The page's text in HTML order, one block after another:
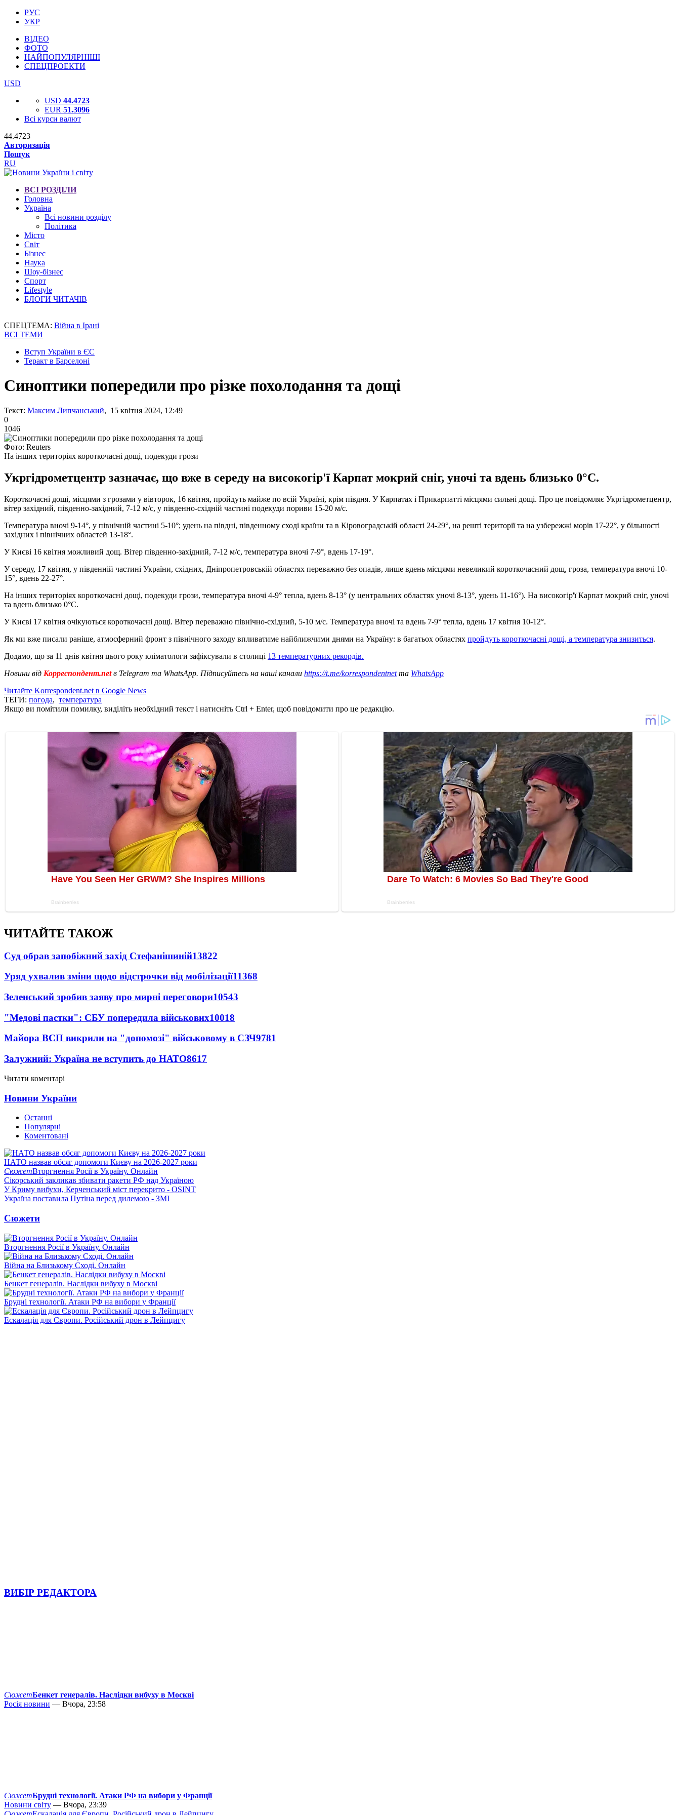
РУС
УКР
ВІДЕО
ФОТО
НАЙПОПУЛЯРНІШІ
СПЕЦПРОЕКТИ
USD
USD 44.4723
EUR 51.3096
Всі курси валют
44.4723
Авторизація
Пошук
RU
ВСІ РОЗДІЛИ
Головна
Україна
Всі новини розділу
Політика
Місто
Світ
Бізнес
Наука
Шоу-бізнес
Спорт
Lifestyle
БЛОГИ ЧИТАЧІВ
СПЕЦТЕМА: Війна в Ірані
ВСІ ТЕМИ
Вступ України в ЄС
Теракт в Барселоні
Синоптики попередили про різке похолодання та дощі
Текст: Максим Липчанський, 15 квітня 2024, 12:49
0
1046
Фото: Reuters
На інших територіях короткочасні дощі, подекуди грози
Укргідрометцентр зазначає, що вже в середу на високогір'ї Карпат мокрий сніг, уночі та вдень близько 0°С.
Короткочасні дощі, місцями з грозами у вівторок, 16 квітня, пройдуть майже по всій Україні, крім півдня. У Карпатах і Прикарпатті місцями сильні дощі. Про це повідомляє Укргідрометцентр,
вітер західний, південно-західний, 7-12 м/с, у південно-східній частині подекуди пориви 15-20 м/с.
Температура вночі 9-14°, у північній частині 5-10°; удень на півдні, південному сході країни та в Кіровоградській області 24-29°, на решті території та на узбережжі морів 17-22°, у більшості
західних і північних областей 13-18°.
У Києві 16 квітня можливий дощ. Вітер південно-західний, 7-12 м/с, температура вночі 7-9°, вдень 17-19°.
У середу, 17 квітня, у південній частині України, східних, Дніпропетровській областях переважно без опадів, лише вдень місцями невеликий короткочасний дощ, гроза, температура вночі 10-
15°, вдень 22-27°.
На інших територіях короткочасні дощі, подекуди грози, температура вночі 4-9° тепла, вдень 8-13° (у центральних областях уночі 8-13°, удень 11-16°). На високогір'ї Карпат мокрий сніг, уночі
та вдень близько 0°С.
У Києві 17 квітня очікуються короткочасні дощі. Вітер переважно північно-східний, 5-10 м/с. Температура вночі та вдень 7-9° тепла, вдень 17 квітня 10-12°.
Як ми вже писали раніше, атмосферний фронт з північного заходу впливатиме найближчими днями на Україну: в багатьох областях пройдуть короткочасні дощі, а температура знизиться.
Додамо, що за 11 днів квітня цього року кліматологи зафіксували в столиці 13 температурних рекордів.
Новини від Корреспондент.netв Telegram та WhatsApp. Підписуйтесь на наші канали https://t.me/korrespondentnetта WhatsApp
Читайте Korrespondent.net в Google News
ТЕГИ: погода, температура
Якщо ви помітили помилку, виділіть необхідний текст і натисніть Ctrl + Enter, щоб повідомити про це редакцію.
ЧИТАЙТЕ ТАКОЖ
Суд обрав запобіжний захід Стефанішиній13822
Уряд ухвалив зміни щодо відстрочки від мобілізації11368
Зеленський зробив заяву про мирні переговори10543
"Медові пастки": СБУ попередила військових10018
Майора ВСП викрили на "допомозі" військовому в СЗЧ9781
Залужний: Україна не вступить до НАТО8617
Читати коментарі
Новини України
Останні
Популярні
Коментовані
НАТО назвав обсяг допомоги Києву на 2026-2027 роки
СюжетВторгнення Росії в Україну. Онлайн
Сікорський закликав збивати ракети РФ над Україною
У Криму вибухи, Керченський міст перекрито - OSINT
Україна поставила Путіна перед дилемою - ЗМІ
Сюжети
Вторгнення Росії в Україну. Онлайн
Війна на Близькому Сході. Онлайн
Бенкет генералів. Наслідки вибуху в Москві
Брудні технології. Атаки РФ на вибори у Франції
Ескалація для Європи. Російський дрон в Лейпцигу
ВИБІР РЕДАКТОРА
СюжетБенкет генералів. Наслідки вибуху в Москві
Росія новини — Вчора, 23:58
СюжетБрудні технології. Атаки РФ на вибори у Франції
Новини світу — Вчора, 23:39